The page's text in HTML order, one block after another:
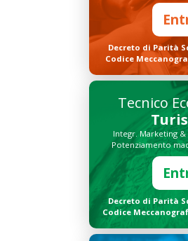
Decreto di Parità
Codice
Tecnico
Integr. Marketing
Potenziamento
Decreto di Parità
Codice